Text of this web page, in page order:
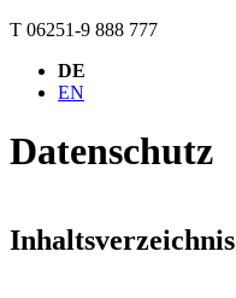
T 06251-9 888 777
DE
EN
Datenschutz
Inhaltsverzeichnis